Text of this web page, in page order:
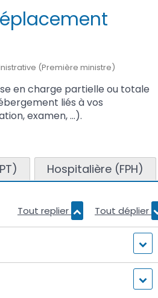
(Première ministre)
en charge partielle ou totale
liés à vos
examen, …).
Hospitalière (FPH)
Tout replier Tout déplier